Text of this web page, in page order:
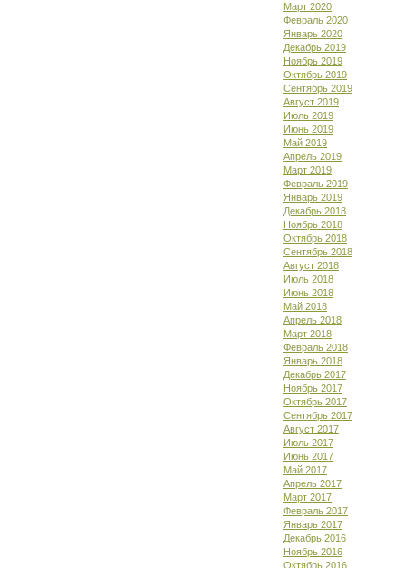
Март 2020
Февраль 2020
Январь 2020
Декабрь 2019
Ноябрь 2019
Октябрь 2019
Сентябрь 2019
Август 2019
Июль 2019
Июнь 2019
Май 2019
Апрель 2019
Март 2019
Февраль 2019
Январь 2019
Декабрь 2018
Ноябрь 2018
Октябрь 2018
Сентябрь 2018
Август 2018
Июль 2018
Июнь 2018
Май 2018
Апрель 2018
Март 2018
Февраль 2018
Январь 2018
Декабрь 2017
Ноябрь 2017
Октябрь 2017
Сентябрь 2017
Август 2017
Июль 2017
Июнь 2017
Май 2017
Апрель 2017
Март 2017
Февраль 2017
Январь 2017
Декабрь 2016
Ноябрь 2016
Октябрь 2016